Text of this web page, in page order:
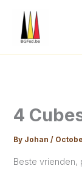
content
4
By Johan/
Beste vrienden,